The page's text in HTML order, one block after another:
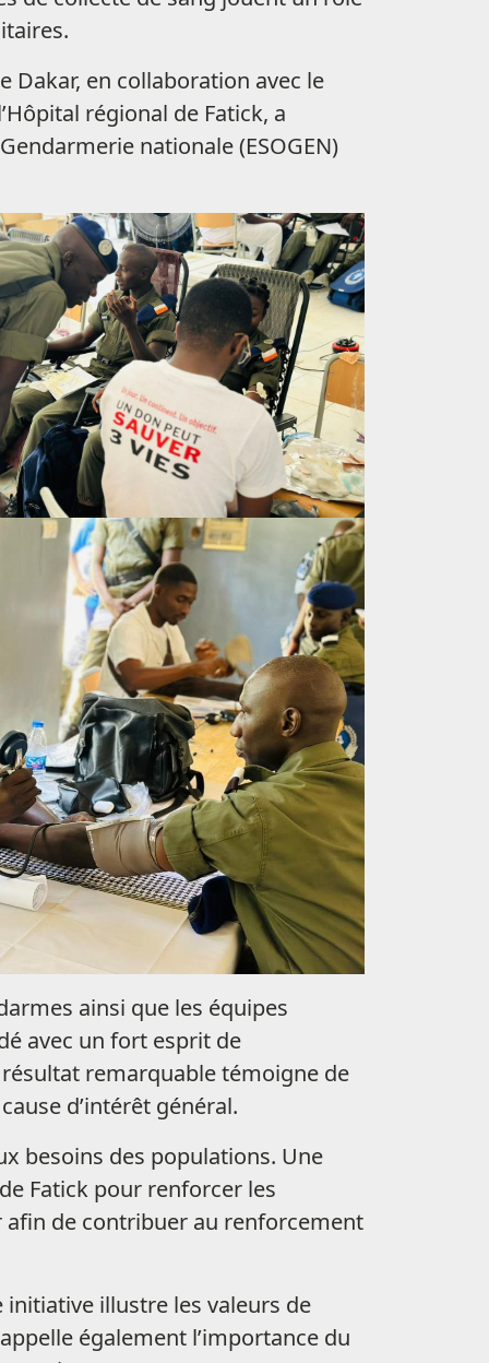
Dakar, en collaboration avec le
régional de Fatick, a
nationale (ESOGEN)
ainsi que les équipes
avec un fort esprit de
résultat remarquable témoigne de
d’intérêt général.
besoins des populations. Une
Fatick pour renforcer les
afin de contribuer au renforcement
illustre les valeurs de
également l’importance du